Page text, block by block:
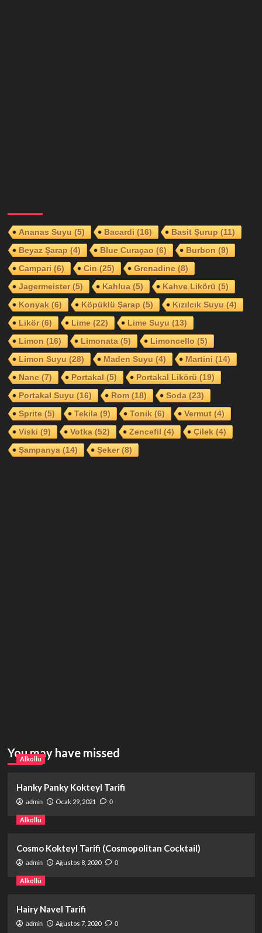
Ananas Suyu(5) Bacardi(16) Basit Şurup(11)
Beyaz Şarap(4) Blue Curaçao(6) Burbon(9)
Campari(6) Cin(25) Grenadine(8)
Jagermeister(5) Kahlua(5) Kahve Likörü(5)
Konyak(6) Köpüklü Şarap(5) Kızılcık Suyu(4)
Likör(6) Lime(22) Lime Suyu(13)
Limon(16) Limonata(5) Limoncello(5)
Limon Suyu(28) Maden Suyu(4) Martini(14)
Nane(7) Portakal(5) Portakal Likörü(19)
Portakal Suyu(16) Rom(18) Soda(23)
Sprite(5) Tekila(9) Tonik(6) Vermut(4)
Viski(9) Votka(52) Zencefil(4) Çilek(4)
Şampanya(14) Şeker(8)
You may have missed
Alkollü
Hanky Panky Kokteyl Tarifi
admin Ocak 29, 2021 0
Alkollü
Cosmo Kokteyl Tarifi (Cosmopolitan Cocktail)
admin Ağustos 8, 2020 0
Alkollü
Hairy Navel Tarifi
admin Ağustos 7, 2020 0